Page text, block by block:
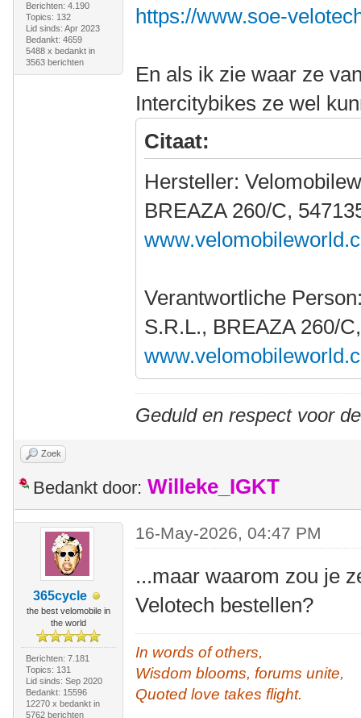
Berichten: 4.190
Topics: 132
Lid sinds: Apr 2023
Bedankt: 4659
5488 x bedankt in
3563 berichten
https://www.soe-
En als ik zie waar ze
Intercitybikes ze wel
Citaat:
Hersteller:
BREAZA 260/C,
Verantwortliche
S.R.L., BREAZA 260/
Geduld en respect voor
Zoek
Bedankt door: Willeke_IGKT
365cycle
the best velomobile in
the world
Berichten: 7.181
Topics: 131
Lid sinds: Sep 2020
Bedankt: 15596
12270 x bedankt in
5762 berichten
16-May-2026, 04:47 PM
...maar waarom zou je
Velotech bestellen?
In words of others,
Wisdom blooms, forums unite,
Quoted love takes flight.